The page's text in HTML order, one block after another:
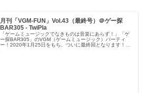
月刊「VGM-FUN」Vol.43（最終号）＠ゲー探
BAR305 - TwiPla
「ゲームミュージックでなきものは音楽にあらず！」「ゲ
ー探BAR305」のVGM（ゲームミュージック）パーティ
ー！2020年1月25日をもち、ついに最終回となります！い